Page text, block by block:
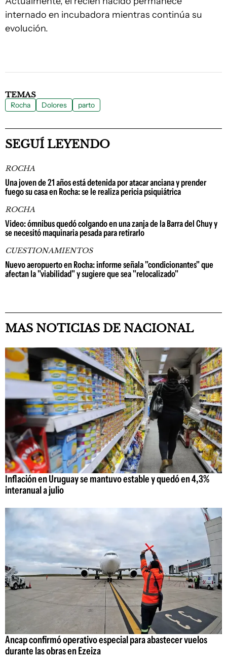
internado en incubadora mientras continúa su
evolución.
TEMAS
Rocha Dolores parto
SEGUÍ LEYENDO
ROCHA
Una joven de 21 años está detenida por atacar anciana y prender
fuego su casa en Rocha: se le realiza pericia psiquiátrica
ROCHA
Video: ómnibus quedó colgando en una zanja de la Barra del Chuy y
se necesitó maquinaria pesada para retirarlo
CUESTIONAMIENTOS
Nuevo aeropuerto en Rocha: informe señala "condicionantes" que
afectan la "viabilidad" y sugiere que sea "relocalizado"
MAS NOTICIAS DE NACIONAL
Inflación en Uruguay se mantuvo estable y quedó en 4,3%
interanual a julio
Ancap confirmó operativo especial para abastecer vuelos
durante las obras en Ezeiza